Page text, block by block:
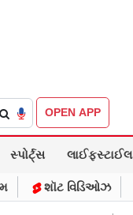
OPEN APP
સ્પોર્ટ્સ લાઈફસ્ટાઈલ
શૉટ વિડિઓઝ